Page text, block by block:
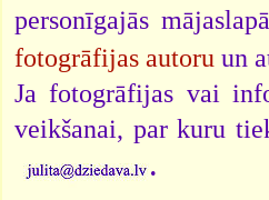
personīgajās
fotogrāfijas autoru un
Ja fotogrāfijas vai
veikšanai, par kuru
.